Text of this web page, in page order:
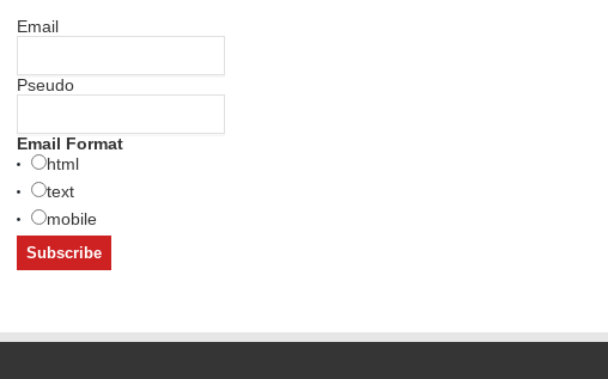
Email
Pseudo
Email Format
html
text
mobile